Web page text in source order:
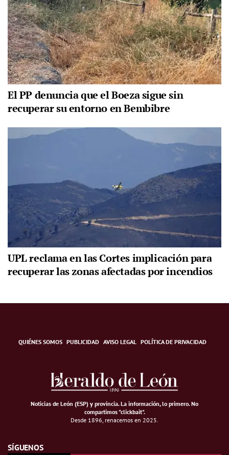
El PP denuncia que el Boeza sigue sin
recuperar su entorno en Bembibre
UPL reclama en las Cortes implicación para
recuperar las zonas afectadas por incendios
QUIÉNES SOMOS PUBLICIDAD AVISO LEGAL POLÍTICA DE PRIVACIDAD
Noticias de León (ESP) y provincia. La información, lo primero.No
compartimos "clickbait".
Desde 1896, renacemos en 2025.
SÍGUENOS